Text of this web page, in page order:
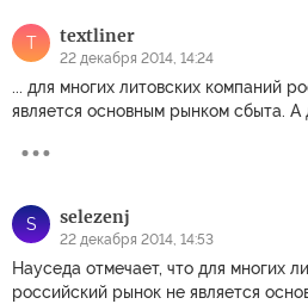
T textliner
22 декабря 2014, 14:24
... для многих литовских компаний
является основным рынком сбыта. А
S selezenj
22 декабря 2014, 14:53
Науседа отмечает, что для многих
российский рынок не является